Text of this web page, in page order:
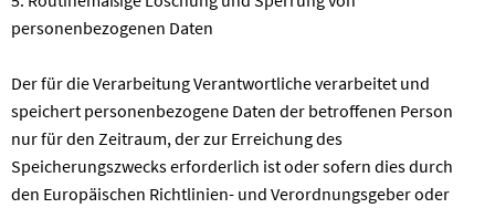
personenbezogenen Daten
Der für die Verarbeitung Verantwortliche verarbeitet und
speichert personenbezogene Daten der betroffenen Person
nur für den Zeitraum, der zur Erreichung des
Speicherungszwecks erforderlich ist oder sofern dies durch
den Europäischen Richtlinien- und Verordnungsgeber oder